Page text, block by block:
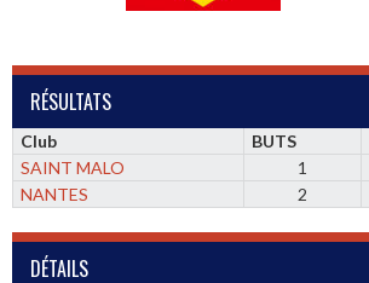
RÉSULTATS
Club BUTS
SAINT MALO
1
NANTES
2
DÉTAILS